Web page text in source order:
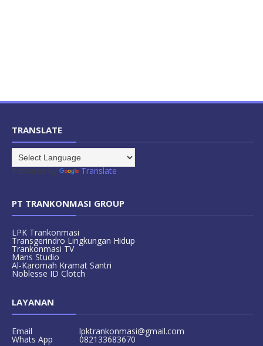
TRANSLATE
Powered by Translate
PT TRANKONMASI GROUP
LPK Trankonmasi
Transgerindro Lingkungan Hidup
Trankonmasi TV
Mans Studio
Al-Karomah Kramat Santri
Noblesse ID Clotch
LAYANAN
Email lpktrankonmasi@gmail.com
Whats App 082133683670